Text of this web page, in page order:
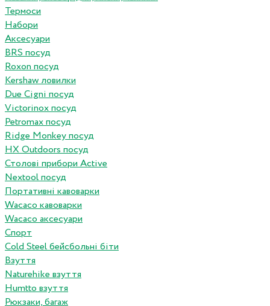
Термоси
Набори
Аксесуари
BRS посуд
Roxon посуд
Kershaw ловилки
Due Cigni посуд
Victorinox посуд
Petromax посуд
Ridge Monkey посуд
HX Outdoors посуд
Столові прибори Active
Nextool посуд
Портативні кавоварки
Wacaco кавоварки
Wacaco аксесуари
Спорт
Cold Steel бейсбольні біти
Взуття
Naturehike взуття
Humtto взуття
Рюкзаки, багаж